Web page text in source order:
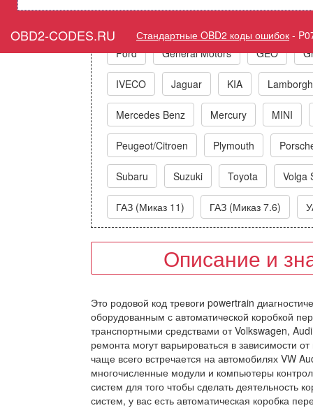
OBD2-CODES.RU Стандартные OBD2 коды ошибок -
Ford General Motors GEO
IVECO Jaguar KIA
Mercedes Benz Mercury MINI
Peugeot/Citroen Plymouth
Subaru Suzuki Toyota Volga
ГАЗ (Миказ 11) ГАЗ (Миказ 7.6)
Описание и
Это родовой код тревоги powertrain
оборудованным с автоматической коробкой
транспортными средствами от Volkswagen,
ремонта могут варьироваться в зависимости
чаще всего встречается на автомобилях VW
многочисленные модули и компьютеры
систем для того чтобы сделать деятельность
систем, у вас есть автоматическая коробка